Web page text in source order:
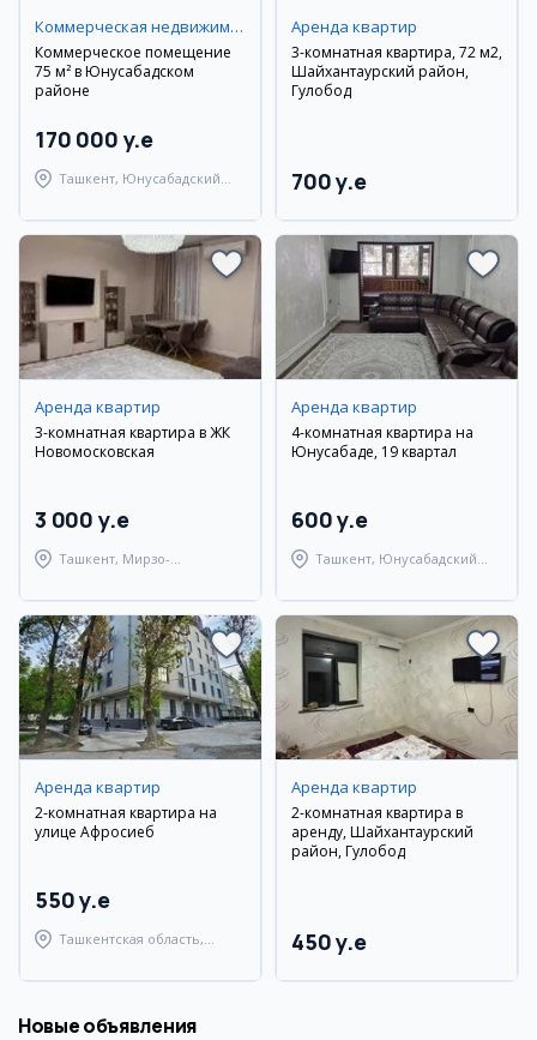
Коммерческая недвижимость
Коммерческое помещение
75 м² в Юнусабадском
районе
170 000 y.e
Ташкент, Юнусабадский
Аренда квартир
3-комнатная квартира, 72 м2,
Шайхантаурский район,
Гулобод
700 y.e
Аренда квартир
3-комнатная квартира в ЖК
Новомосковская
3 000 y.e
Ташкент, Мирзо-
Аренда квартир
4-комнатная квартира на
Юнусабаде, 19 квартал
600 y.e
Ташкент, Юнусабадский
Аренда квартир
2-комнатная квартира на
улице Афросиеб
550 y.e
Ташкентская область,
Аренда квартир
2-комнатная квартира в
аренду, Шайхантаурский
район, Гулобод
450 y.e
Новые объявления